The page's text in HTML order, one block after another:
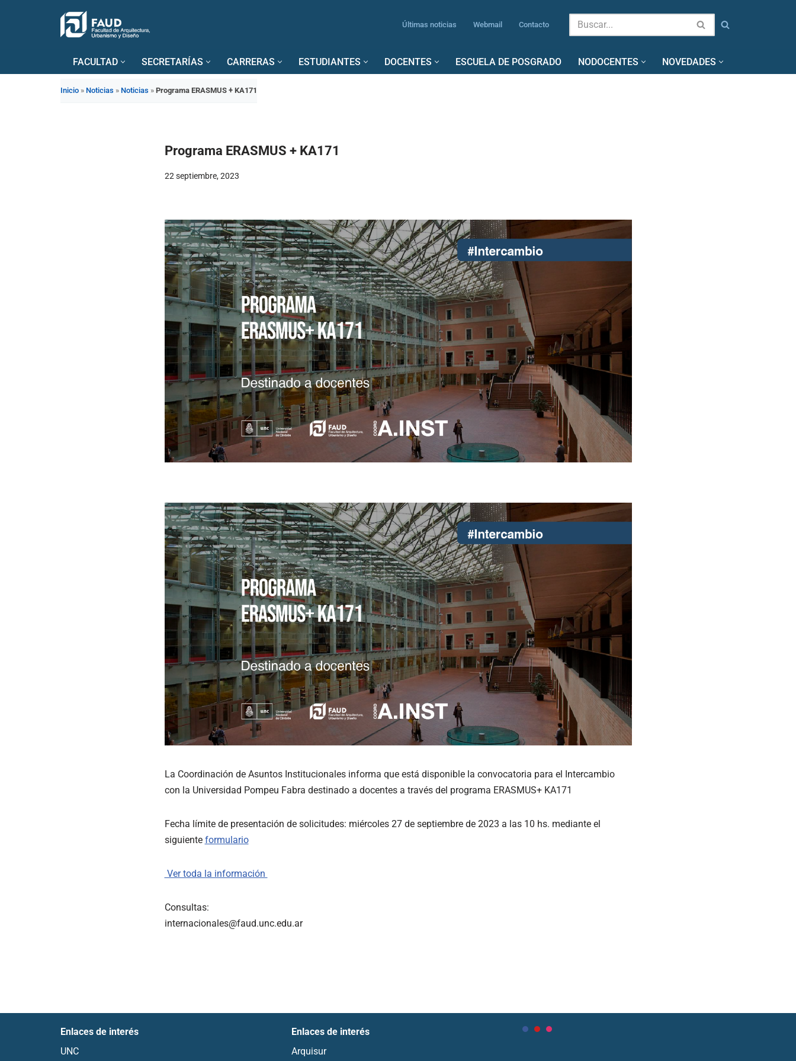
Últimas noticias Webmail Contacto
FACULTAD SECRETARÍAS CARRERAS ESTUDIANTES DOCENTES ESCUELA DE POSGRADO NODOCENTES NOVEDADES
Inicio » Noticias » Noticias » Programa ERASMUS + KA171
Programa ERASMUS + KA171
22 septiembre, 2023
La Coordinación de Asuntos Institucionales informa que está disponible la convocatoria para el Intercambio
con la Universidad Pompeu Fabra destinado a docentes a través del programa ERASMUS+ KA171
Fecha límite de presentación de solicitudes: miércoles 27 de septiembre de 2023 a las 10 hs. mediante el
siguiente formulario
Ver toda la información
Consultas:
internacionales@faud.unc.edu.ar
Enlaces de interés
UNC
Enlaces de interés
Arquisur